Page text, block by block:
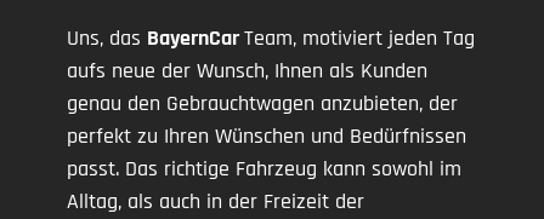
Uns, das BayernCarTeam, motiviert jeden Tag
aufs neue der Wunsch, Ihnen als Kunden
genau den Gebrauchtwagen anzubieten, der
perfekt zu Ihren Wünschen und Bedürfnissen
passt. Das richtige Fahrzeug kann sowohl im
Alltag, als auch in der Freizeit der